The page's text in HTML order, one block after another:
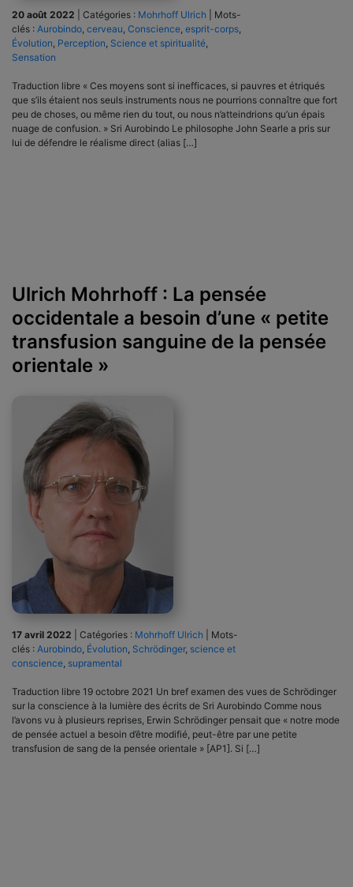
20 août 2022 Catégories : Mohrhoff Ulrich
Mots-
clés : Aurobindo, cerveau, Conscience, esprit-corps,
Évolution, Perception, Science et spiritualité,
Sensation
Traduction libre « Ces moyens sont si inefficaces, si pauvres et étriqués
que s’ils étaient nos seuls instruments nous ne pourrions connaître que fort
peu de choses, ou même rien du tout, ou nous n’atteindrions qu’un épais
nuage de confusion. » Sri Aurobindo Le philosophe John Searle a pris sur
lui de défendre le réalisme direct (alias […]
Ulrich Mohrhoff : La pensée
occidentale a besoin d’une « petite
transfusion sanguine de la pensée
orientale »
17 avril 2022 Catégories : Mohrhoff Ulrich
Mots-
clés : Aurobindo Évolution Schrödinger, science et
conscience supramental
Traduction libre 19 octobre 2021 Un bref examen des vues de Schrödinger
sur la conscience à la lumière des écrits de Sri Aurobindo Comme nous
l’avons vu à plusieurs reprises, Erwin Schrödinger pensait que « notre mode
de pensée actuel a besoin d’être modifié, peut-être par une petite
transfusion de sang de la pensée orientale » [AP1]. Si […]